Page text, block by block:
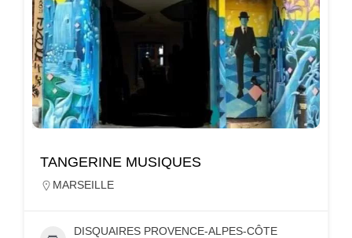
TANGERINE MUSIQUES
MARSEILLE
DISQUAIRES PROVENCE-ALPES-CÔTE